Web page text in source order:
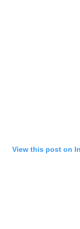
View this post on